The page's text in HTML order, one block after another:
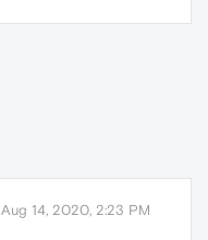
Aug 14, 2020, 2:23 PM